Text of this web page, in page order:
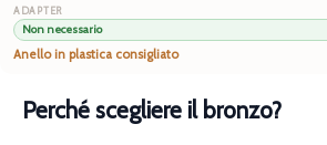
Non necessario
Anello in plastica consigliato
Perché scegliere il bronzo?